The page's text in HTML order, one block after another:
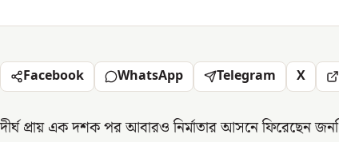
Facebook WhatsApp Telegram X
দীর্ঘ প্রায় এক দশক পর আবারও নির্মাতার আসনে ফিরেছেন